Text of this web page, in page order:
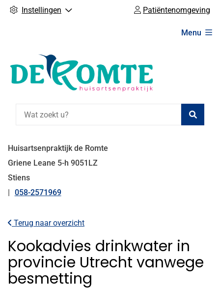
Instellingen Patiëntenomgeving
Menu
Huisartsenpraktijk de Romte
Griene Leane 5-h 9051LZ
Stiens
Tel:
058-2571969
Terug naar overzicht
Kookadvies drinkwater in
provincie Utrecht vanwege
besmetting